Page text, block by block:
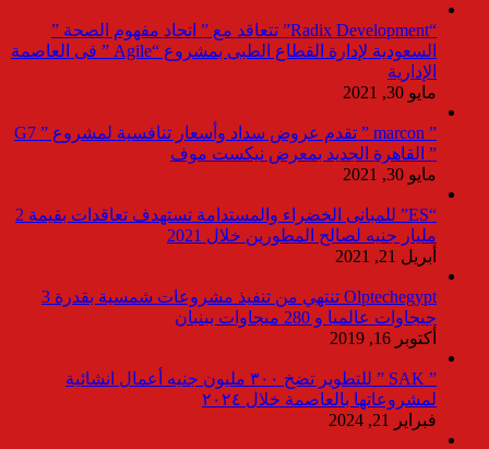
“Radix Development” تتعاقد مع ” اتحاد مفهوم الصحة ”
السعودية لإدارة القطاع الطبى بمشروع “Agile ” فى العاصمة
الإدارية
مايو 30, 2021
” marcon ” تقدم عروض سداد وأسعار تنافسية لمشروع ” G7
” القاهرة الجديد بمعرض نيكست موف
مايو 30, 2021
“ES” للمبانى الخضراء والمستدامة تستهدف تعاقدات بقيمة 2
مليار جنيه لصالح المطورين خلال 2021
أبريل 21, 2021
Olptechegypt تنتهي من تنفيذ مشروعات شمسية بقدرة 3
جيجاوات عالميا و 280 ميجاوات ببنبان
أكتوبر 16, 2019
” SAK ” للتطوير تضخ ٣٠٠ مليون جنيه أعمال انشائية
لمشروعاتها بالعاصمة خلال ٢٠٢٤
فبراير 21, 2024